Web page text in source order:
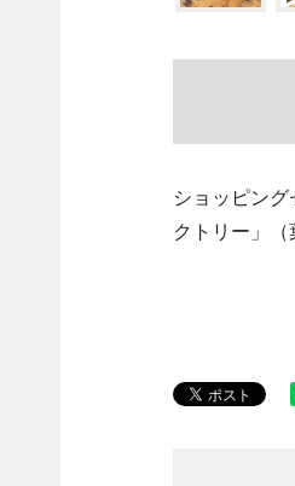
ショッピン
クトリー」